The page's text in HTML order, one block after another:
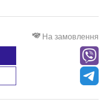
На замовлення